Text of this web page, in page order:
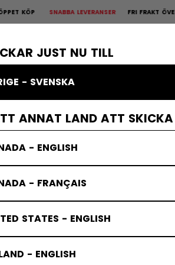
JUST NU TILL
- SVENSKA
ANNAT LAND ATT SKICKA
- ENGLISH
- FRANÇAIS
STATES - ENGLISH
- ENGLISH
SNABBA LEVERANSERFRI FRAKT ÖVER
Retur 30 dagars öppet köp
KROPPSSKYDD MÅLVAKT
skydd